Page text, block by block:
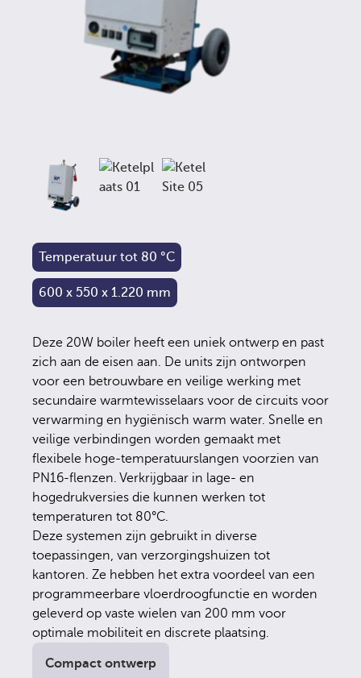
Temperatuur tot 80 °C
600 x 550 x 1.220 mm
Deze 20W boiler heeft een uniek ontwerp en past
zich aan de eisen aan. De units zijn ontworpen
voor een betrouwbare en veilige werking met
secundaire warmtewisselaars voor de circuits voor
verwarming en hygiënisch warm water. Snelle en
veilige verbindingen worden gemaakt met
flexibele hoge-temperatuurslangen voorzien van
PN16-flenzen. Verkrijgbaar in lage- en
hogedrukversies die kunnen werken tot
temperaturen tot 80°C.
Deze systemen zijn gebruikt in diverse
toepassingen, van verzorgingshuizen tot
kantoren. Ze hebben het extra voordeel van een
programmeerbare vloerdroogfunctie en worden
geleverd op vaste wielen van 200 mm voor
optimale mobiliteit en discrete plaatsing.
Compact ontwerp